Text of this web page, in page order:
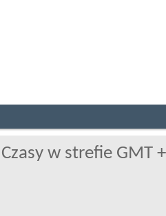
Czasy w strefie GMT